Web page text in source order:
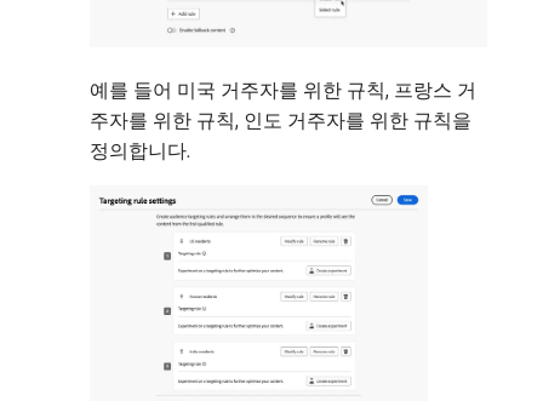
예를 들어 미국 거주자를 위한 규칙, 프랑스 거
주자를 위한 규칙, 인도 거주자를 위한 규칙을
정의합니다.